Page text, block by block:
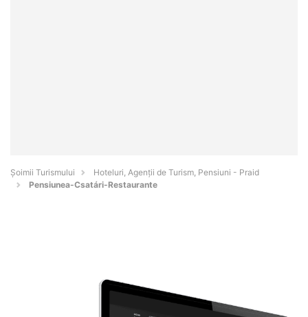
Șoimii Turismului
Hoteluri, Agenții de Turism, Pensiuni - Praid
Pensiunea-Csatári-Restaurante